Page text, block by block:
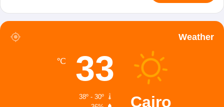
Weather
Cairo
33
℃
38º - 30º